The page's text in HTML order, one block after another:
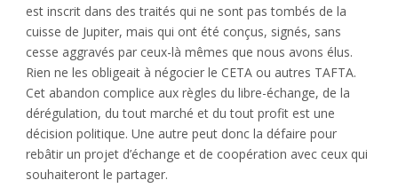
est inscrit dans des traités qui ne sont pas tombés de la
cuisse de Jupiter, mais qui ont été conçus, signés, sans
cesse aggravés par ceux-là mêmes que nous avons élus.
Rien ne les obligeait à négocier le CETA ou autres TAFTA.
Cet abandon complice aux règles du libre-échange, de la
dérégulation, du tout marché et du tout profit est une
décision politique. Une autre peut donc la défaire pour
rebâtir un projet d’échange et de coopération avec ceux qui
souhaiteront le partager.